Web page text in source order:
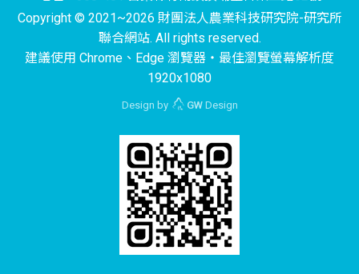
Copyright © 2021~2026 財團法人農業科技研究院-研究所
聯合網站. All rights reserved.
建議使用 Chrome、Edge 瀏覽器‧最佳瀏覽螢幕解析度
1920x1080
Design by GWDesign